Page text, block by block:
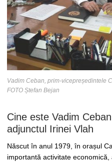
Vadim Ceban, prim-vicepreședintele
FOTO Ștefan Bejan
Cine este Vadim
adjunctul Irinei Vlah
Născut în anul 1979, în orașul
importantă activitate